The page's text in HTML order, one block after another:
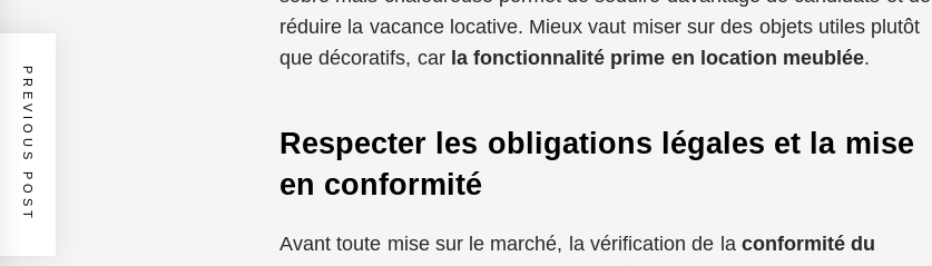
réduire la vacance locative. Mieux vaut miser sur des objets utiles plutôt
que décoratifs, car la fonctionnalité prime en location meublée.
Respecter les obligations légales et la mise
en conformité
Avant toute mise sur le marché, la vérification de la conformité du
PREVIOUS POST